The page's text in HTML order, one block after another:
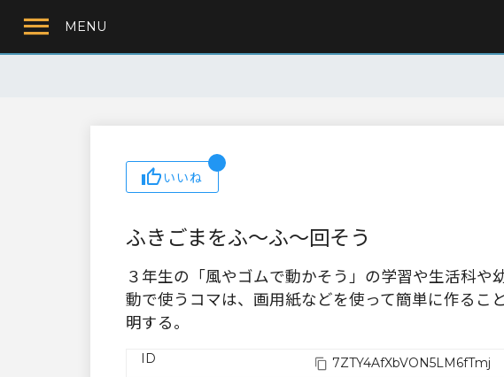
MENU
いいね
ふきごまをふ～ふ～回そう
３年生の「風やゴムで動かそう」の学習や生活科や
動で使うコマは、画用紙などを使って簡単に作るこ
明する。
ID
7ZTY4AfXbVON5LM6fTmj